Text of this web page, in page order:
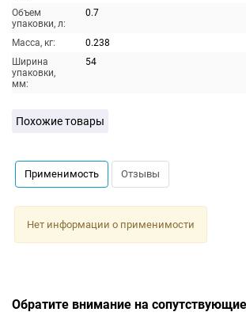
Объем
упаковки, л:
0.7
Масса, кг:
0.238
Ширина
упаковки,
мм:
54
Похожие товары
Применимость Отзывы
Нет информации о применимости
Обратите внимание на